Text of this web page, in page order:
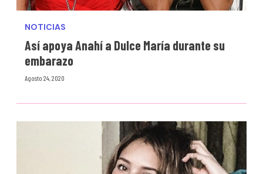
NOTICIAS
Así apoya Anahí a Dulce María durante su
embarazo
Agosto 24, 2020